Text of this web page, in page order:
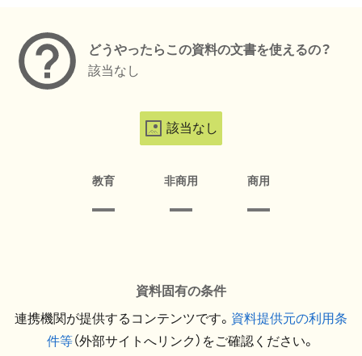
どうやったらこの資料の文書を使えるの？
該当なし
該当なし
教育 非商用 商用
資料固有の条件
連携機関が提供するコンテンツです。 資料提供元の利用条
件等（外部サイトへリンク）をご確認ください。